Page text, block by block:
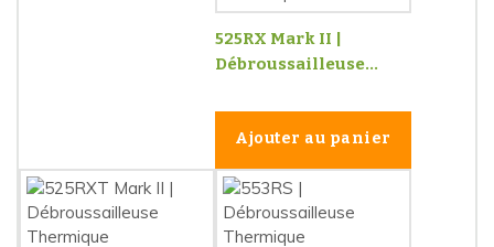
525RX Mark II |
Débroussailleuse...
Ajouter au panier